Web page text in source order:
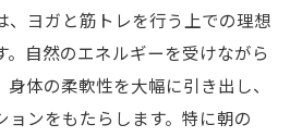
、ヨガと筋トレを行う上での理想
。自然のエネルギーを受けながら
体の柔軟性を大幅に引き出し、
ンをもたらします。特に朝の